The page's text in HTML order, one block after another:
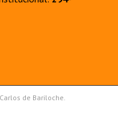
de Bariloche.